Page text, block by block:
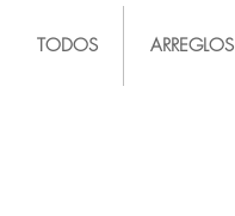
TODOS ARREGLOS